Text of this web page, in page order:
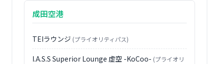
成田空港
TEIラウンジ (プライオリティパス)
I.A.S.S Superior Lounge 虚空 -KoCoo- (プライオリ